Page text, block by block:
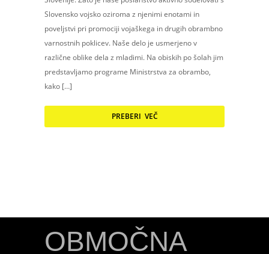
Slovensko vojsko oziroma z njenimi enotami in
poveljstvi pri promociji vojaškega in drugih obrambno
varnostnih poklicev. Naše delo je usmerjeno v
različne oblike dela z mladimi. Na obiskih po šolah jim
predstavljamo programe Ministrstva za obrambo,
kako […]
PREBERI VEČ
OBMOČNA